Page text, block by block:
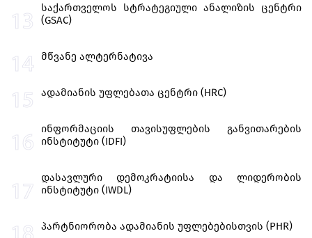
საქართველოს სტრატეგიული ანალიზის ცენტრი
(GSAC)
მწვანე ალტერნატივა
ადამიანის უფლებათა ცენტრი (HRC)
ინფორმაციის თავისუფლების განვითარების
ინსტიტუტი (IDFI)
დასავლური დემოკრატიისა და ლიდერობის
ინსტიტუტი (IWDL)
პარტნიორობა ადამიანის უფლებებისთვის (PHR)